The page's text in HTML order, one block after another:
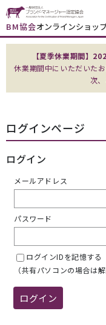
BM協会オンラインショッ
【夏季休業期間】
休業期間中にいただいた
次
ログインページ
ログイン
メールアドレス
パスワード
ログインIDを記憶する
（共有パソコンの場合は
ログイン